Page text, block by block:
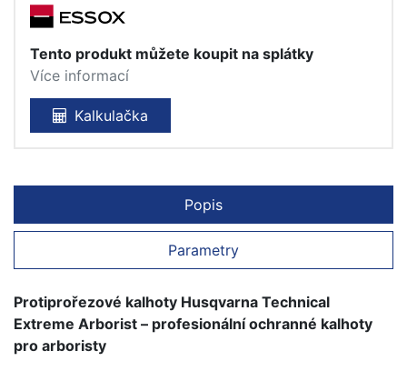
Tento produkt můžete koupit na splátky
Více informací
Kalkulačka
Popis
Parametry
Protiprořezové kalhoty Husqvarna Technical
Extreme Arborist – profesionální ochranné kalhoty
pro arboristy